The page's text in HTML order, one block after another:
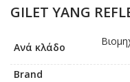
GILET YANG
Ανά κλάδο
Brand